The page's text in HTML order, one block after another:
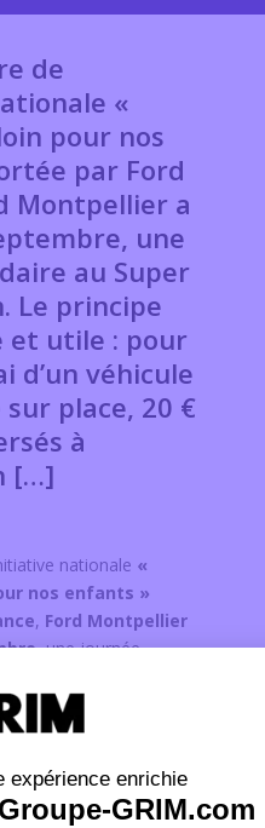
de
«
pour nos
par Ford
Montpellier a
une
au Super
Le principe
et utile : pour
d’un véhicule
place, 20 €
à
[…]
nationale «
nos enfants »
, Ford Montpellier
, une journée
:pour chaque essai
réalisé sur place, 20
a permis de
du public pour nos